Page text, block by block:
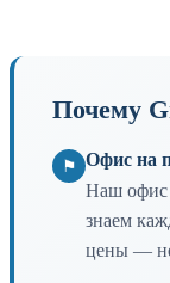
Почему
⚑ Офис на
Наш офис
знаем
цены — не